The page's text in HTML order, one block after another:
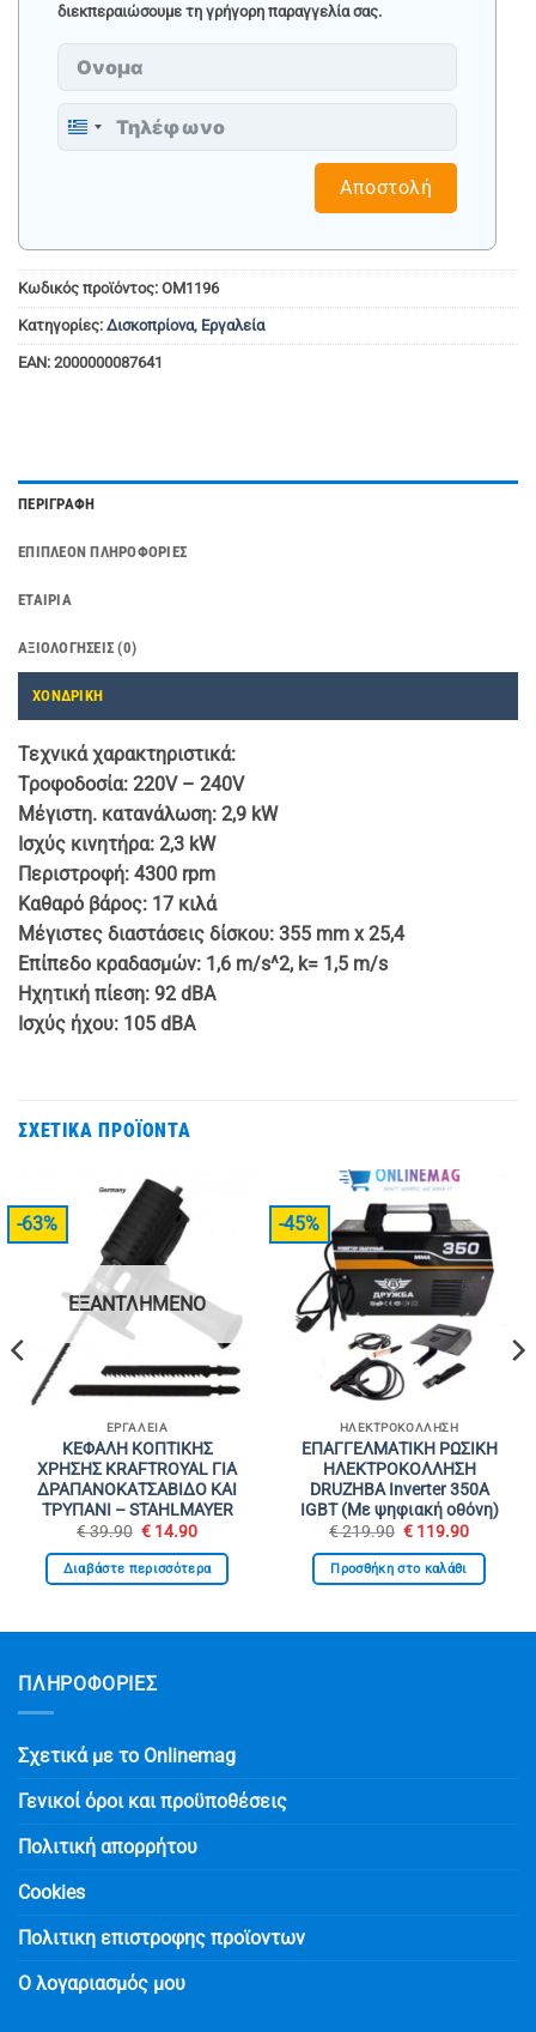
διεκπεραιώσουμε τη γρήγορη παραγγελία σας.
Greece
Αποστολή
Κωδικός προϊόντος: ΟΜ1196
Κατηγορίες: Δισκοπρίονα, Εργαλεία
EAN: 2000000087641
ΠΕΡΙΓΡΑΦΉ
ΕΠΙΠΛΈΟΝ ΠΛΗΡΟΦΟΡΊΕΣ
ΕΤΑΙΡΊΑ
ΑΞΙΟΛΟΓΉΣΕΙΣ (0)
ΧΟΝΔΡΙΚΗ
Τεχνικά χαρακτηριστικά:
Τροφοδοσία: 220V – 240V
Μέγιστη. κατανάλωση: 2,9 kW
Ισχύς κινητήρα: 2,3 kW
Περιστροφή: 4300 rpm
Καθαρό βάρος: 17 κιλά
Μέγιστες διαστάσεις δίσκου: 355 mm x 25,4
Επίπεδο κραδασμών: 1,6 m/s^2, k= 1,5 m/s
Ηχητική πίεση: 92 dBA
Ισχύς ήχου: 105 dBA
ΣΧΕΤΙΚΆ ΠΡΟΪΌΝΤΑ
-63%
ΕΞΑΝΤΛΗΜΈΝΟ
ΕΡΓΑΛΕΊΑ
ΚΕΦΑΛΗ ΚΟΠΤΙΚΗΣ
ΧΡΗΣΗΣ KRAFTROYAL ΓΙΑ
ΔΡΑΠΑΝΟΚΑΤΣΑΒΙΔΟ ΚΑΙ
ΤΡΥΠΑΝΙ – STAHLMAYER
€39.90 Original
was:
€ 39.90.
€ 14.90Η
τιμή
είναι:
Διαβάστε περισσότερα
-45%
ΗΛΕΚΤΡΟΚΌΛΛΗΣΗ
ΕΠΑΓΓΕΛΜΑΤΙΚΗ ΡΩΣΙΚΗ
ΗΛΕΚΤΡΟΚΟΛΛΗΣΗ
DRUZHBA Inverter 350Α
IGBT (Με ψηφιακή οθόνη)
€219.90 Original
was:
€ 219.90.
€ 119.90Η
τιμή
είναι:
Προσθήκη στο καλάθι
ΠΛΗΡΟΦΟΡΙΕΣ
Σχετικά με το Onlinemag
Γενικοί όροι και προϋποθέσεις
Πολιτική απορρήτου
Cookies
Πολιτικη επιστροφης προϊοντων
Ο λογαριασμός μου